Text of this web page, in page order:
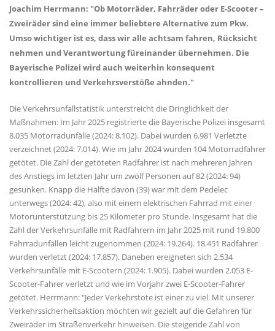
Joachim Herrmann: "Ob Motorräder, Fahrräder oder E-Scooter –
Zweiräder sind eine immer beliebtere Alternative zum Pkw.
Umso wichtiger ist es, dass wir alle achtsam fahren, Rücksicht
nehmen und Verantwortung füreinander übernehmen. Die
Bayerische Polizei wird auch weiterhin konsequent
kontrollieren und Verkehrsverstöße ahnden."
Die Verkehrsunfallstatistik unterstreicht die Dringlichkeit der
Maßnahmen: Im Jahr 2025 registrierte die Bayerische Polizei insgesamt
8.035 Motorradunfälle (2024: 8.102). Dabei wurden 6.981 Verletzte
verzeichnet (2024: 7.014). Wie im Jahr 2024 wurden 104 Motorradfahrer
getötet. Die Zahl der getöteten Radfahrer ist nach mehreren Jahren
des Anstiegs im letzten Jahr um zwölf Personen auf 82 (2024: 94)
gesunken. Knapp die Hälfte davon (39) war mit dem Pedelec
unterwegs (2024: 42), also mit einem elektrischen Fahrrad mit einer
Motorunterstützung bis 25 Kilometer pro Stunde. Insgesamt hat die
Zahl der Verkehrsunfälle mit Radfahrern im Jahr 2025 mit rund 19.800
Fahrradunfällen leicht zugenommen (2024: 19.264). 18.451 Radfahrer
wurden verletzt (2024: 17.857). Daneben ereigneten sich 2.534
Verkehrsunfälle mit E-Scootern (2024: 1.905). Dabei wurden 2.053 E-
Scooter-Fahrer verletzt und wie im Vorjahr zwei E-Scooter-Fahrer
getötet. Herrmann: "Jeder Verkehrstote ist einer zu viel. Mit unserer
Verkehrssicherheitsaktion möchten wir gezielt auf die Gefahren für
Zweiräder im Straßenverkehr hinweisen. Die steigende Zahl von